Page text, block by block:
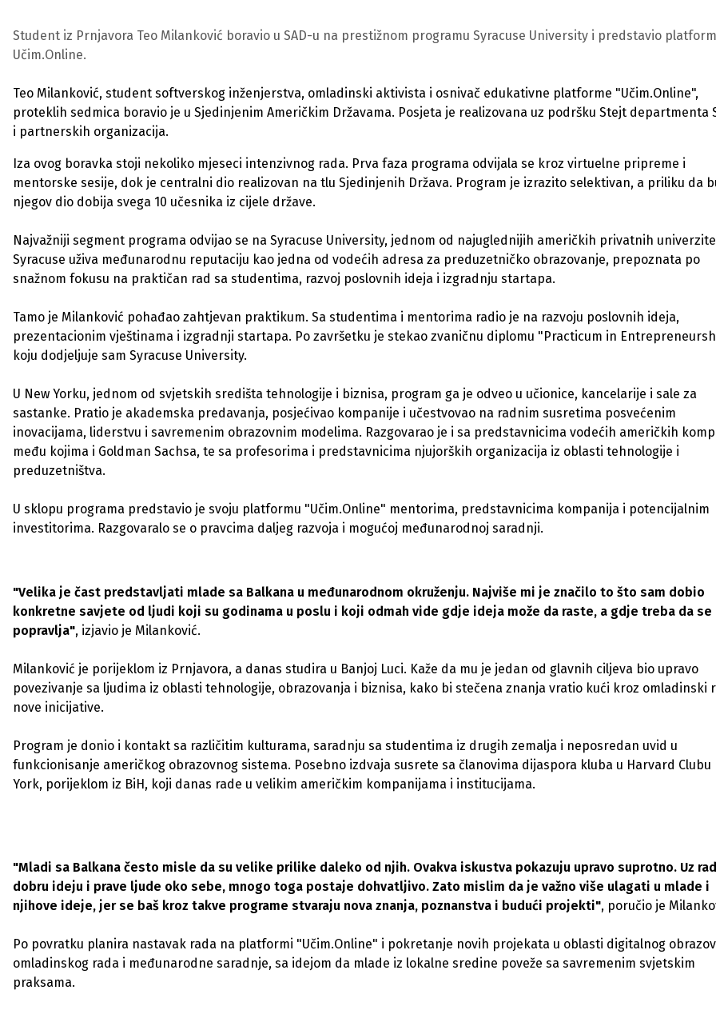
Student iz Prnjavora Teo Milanković boravio u SAD-u na prestižnom programu Syracuse University i predstavio
Učim.Online.
Teo Milanković, student softverskog inženjerstva, omladinski aktivista i osnivač edukativne platforme "Učim.Online",
proteklih sedmica boravio je u Sjedinjenim Američkim Državama. Posjeta je realizovana uz podršku Stejt departmenta
i partnerskih organizacija.
Iza ovog boravka stoji nekoliko mjeseci intenzivnog rada. Prva faza programa odvijala se kroz virtuelne pripreme i
mentorske sesije, dok je centralni dio realizovan na tlu Sjedinjenih Država. Program je izrazito selektivan, a priliku da
njegov dio dobija svega 10 učesnika iz cijele države.
Najvažniji segment programa odvijao se na Syracuse University, jednom od najuglednijih američkih privatnih
Syracuse uživa međunarodnu reputaciju kao jedna od vodećih adresa za preduzetničko obrazovanje, prepoznata po
snažnom fokusu na praktičan rad sa studentima, razvoj poslovnih ideja i izgradnju startapa.
Tamo je Milanković pohađao zahtjevan praktikum. Sa studentima i mentorima radio je na razvoju poslovnih ideja,
prezentacionim vještinama i izgradnji startapa. Po završetku je stekao zvaničnu diplomu "Practicum in
koju dodjeljuje sam Syracuse University.
U New Yorku, jednom od svjetskih središta tehnologije i biznisa, program ga je odveo u učionice, kancelarije i sale za
sastanke. Pratio je akademska predavanja, posjećivao kompanije i učestvovao na radnim susretima posvećenim
inovacijama, liderstvu i savremenim obrazovnim modelima. Razgovarao je i sa predstavnicima vodećih američkih
među kojima i Goldman Sachsa, te sa profesorima i predstavnicima njujorških organizacija iz oblasti tehnologije i
preduzetništva.
U sklopu programa predstavio je svoju platformu "Učim.Online" mentorima, predstavnicima kompanija i potencijalnim
investitorima. Razgovaralo se o pravcima daljeg razvoja i mogućoj međunarodnoj saradnji.
"Velika je čast predstavljati mlade sa Balkana u međunarodnom okruženju. Najviše mi je značilo to što sam dobio
konkretne savjete od ljudi koji su godinama u poslu i koji odmah vide gdje ideja može da raste, a gdje treba da se
popravlja", izjavio je Milanković.
Milanković je porijeklom iz Prnjavora, a danas studira u Banjoj Luci. Kaže da mu je jedan od glavnih ciljeva bio upravo
povezivanje sa ljudima iz oblasti tehnologije, obrazovanja i biznisa, kako bi stečena znanja vratio kući kroz omladinski
nove inicijative.
Program je donio i kontakt sa različitim kulturama, saradnju sa studentima iz drugih zemalja i neposredan uvid u
funkcionisanje američkog obrazovnog sistema. Posebno izdvaja susrete sa članovima dijaspora kluba u Harvard Clubu
York, porijeklom iz BiH, koji danas rade u velikim američkim kompanijama i institucijama.
"Mladi sa Balkana često misle da su velike prilike daleko od njih. Ovakva iskustva pokazuju upravo suprotno. Uz
dobru ideju i prave ljude oko sebe, mnogo toga postaje dohvatljivo. Zato mislim da je važno više ulagati u mlade i
njihove ideje, jer se baš kroz takve programe stvaraju nova znanja, poznanstva i budući projekti", poručio je
Po povratku planira nastavak rada na platformi "Učim.Online" i pokretanje novih projekata u oblasti digitalnog
omladinskog rada i međunarodne saradnje, sa idejom da mlade iz lokalne sredine poveže sa savremenim svjetskim
praksama.